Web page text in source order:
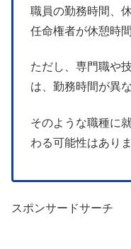
職員の勤務時間、
任命権者が休憩時
ただし、専門職や
は、勤務時間が異
そのような職種に
わる可能性はありま
スポンサードサーチ